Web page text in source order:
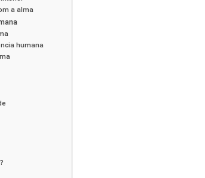
a alma
humana